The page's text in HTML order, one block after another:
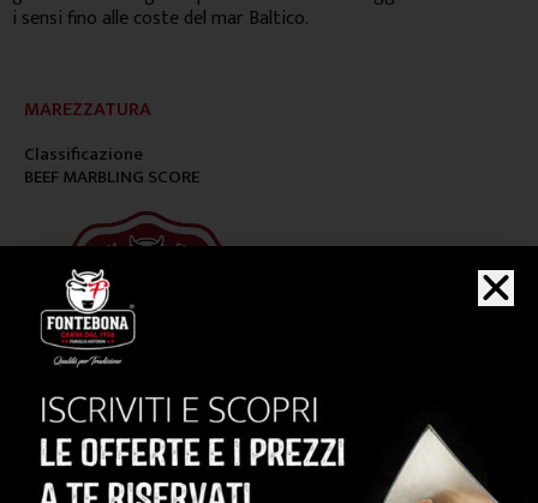
i sensi fino alle coste del mar Baltico.
MAREZZATURA
Classificazione
BEEF MARBLING SCORE
DRY AGING